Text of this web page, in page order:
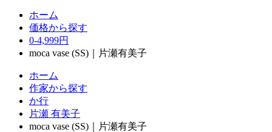
ホーム
価格から探す
0-4,999円
moca vase (SS)｜片瀬有美子
ホーム
作家から探す
か行
片瀬 有美子
moca vase (SS)｜片瀬有美子